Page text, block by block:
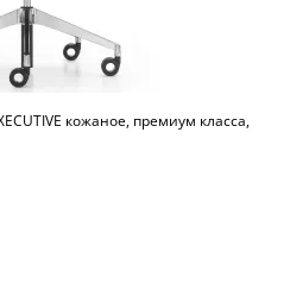
кожаное, премиум класса,